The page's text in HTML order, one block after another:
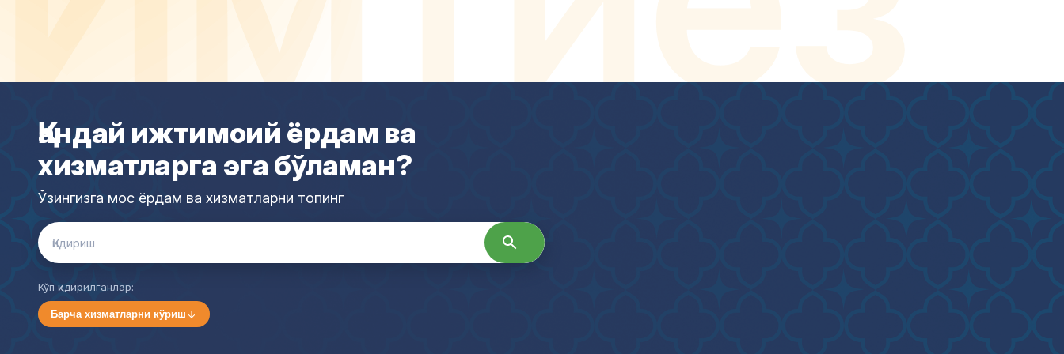
Қандай ижтимоий ёрдам ва
хизматларга эга бўламан?
Ўзингизга мос ёрдам ва хизматларни топинг
Search
for:
Кўп қидирилганлар:
Барча хизматларни кўриш